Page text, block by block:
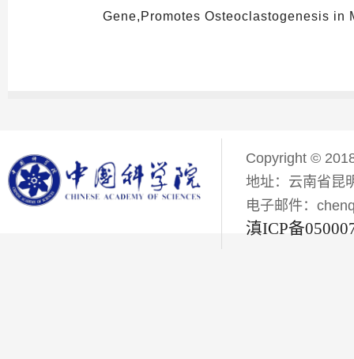
Gene,Promotes Osteoclastogenesis
Copyright ©
地址：云南省昆
电子邮件：
滇ICP备